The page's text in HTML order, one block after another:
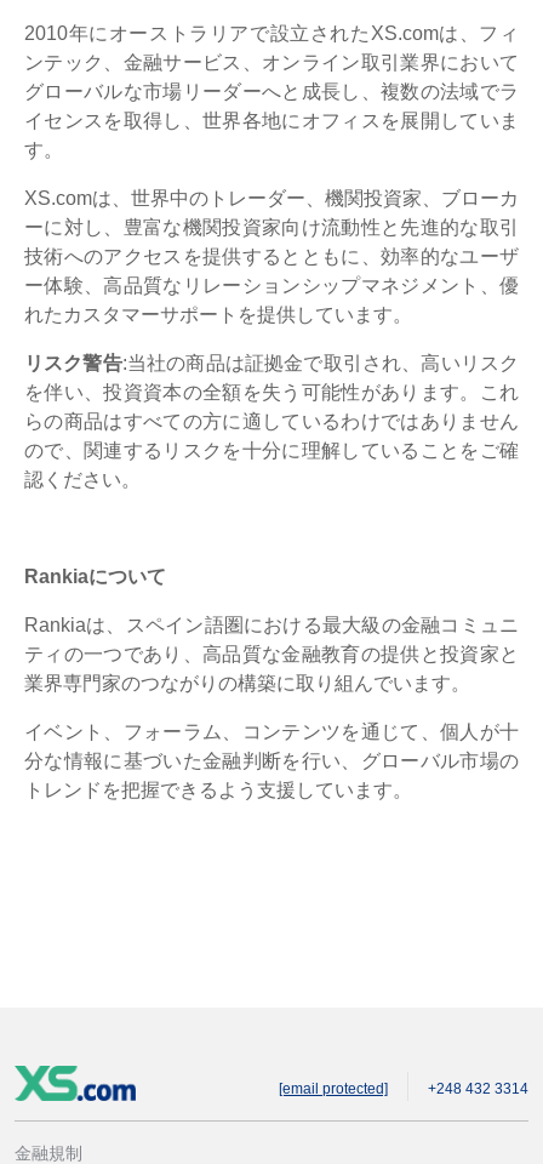
2010年にオーストラリアで設立されたXS.comは、フィ
ンテック、金融サービス、オンライン取引業界において
グローバルな市場リーダーへと成長し、複数の法域でラ
イセンスを取得し、世界各地にオフィスを展開していま
す。
XS.comは、世界中のトレーダー、機関投資家、ブローカ
ーに対し、豊富な機関投資家向け流動性と先進的な取引
技術へのアクセスを提供するとともに、効率的なユーザ
ー体験、高品質なリレーションシップマネジメント、優
れたカスタマーサポートを提供しています。
リスク警告:当社の商品は証拠金で取引され、高いリスク
を伴い、投資資本の全額を失う可能性があります。これ
らの商品はすべての方に適しているわけではありません
ので、関連するリスクを十分に理解していることをご確
認ください。
Rankiaについて
Rankiaは、スペイン語圏における最大級の金融コミュニ
ティの一つであり、高品質な金融教育の提供と投資家と
業界専門家のつながりの構築に取り組んでいます。
イベント、フォーラム、コンテンツを通じて、個人が十
分な情報に基づいた金融判断を行い、グローバル市場の
トレンドを把握できるよう支援しています。
[email protected] +248 432 3314
金融規制